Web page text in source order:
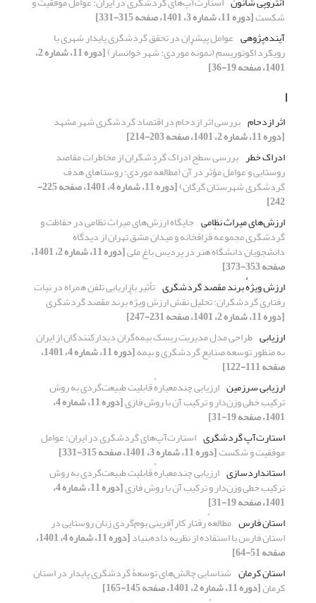
شکست[دوره 11، شماره 3، 1401، صفحه 315-331]
آینده‌پژوهی عوامل پیشران در تحقق گردشگری پایدار شهری با
رویکرد اکوتوریسم (نمونهٔ موردی: شهر خوانسار) [دوره 11، شماره 2،
1401، صفحه 19-36]
ا
اثر ازدحام بررسی اثر ازدحام در اقتصاد گردشگری شهر مشهد
[دوره 11، شماره 2، 1401، صفحه 203-214]
ادراک خطر بررسی سطح ادراک گردشگران از مخاطرات مقاصد
روستایی و عوامل مؤثر در آن (مطالعهٔ موردی: روستاهای هدف
گردشگری شهرستان گرگان) [دوره 11، شماره 4، 1401، صفحه 225-
242]
ارزش‌های میراث نظامی جایگاه ارزش‌های میراثِ نظامی در حفاظت و
گردشگری مجموعهٔ قزاقخانه و میدان مشق تهران از دیدگاه
دانشجویان دانشگاه هنر در پردیس باغ ملی [دوره 11، شماره 2، 1401،
صفحه 353-373]
ارزش ویژهٔ برند مقصد گردشگری تأثیر بازاریابی تلفن همراه در نیات
رفتاری گردشگران: تحلیل نقش ارزش ویژهٔ برند مقصد گردشگری
[دوره 11، شماره 2، 1401، صفحه 231-247]
ارزیابی طراحی مدل مدیریت ریسک بیمه‌گران دیدارکنندگان از ایران
به منظور توسعه صنایع گردشگری و بیمه [دوره 11، شماره 4، 1401،
صفحه 111-122]
ارزیابی سرزمین ارزیابی چندمعیارهٔ قابلیت طبیعت‌گردی به روش
ترکیب خطی وزن‌دار و ترکیب آن با روش فازی [دوره 11، شماره 4،
1401، صفحه 19-31]
استارت‌آپ گردشگری استارت‌آپ‌های گردشگری در ایران: عوامل
موفقیت و شکست[دوره 11، شماره 3، 1401، صفحه 315-331]
استانداردسازی ارزیابی چندمعیارهٔ قابلیت طبیعت‌گردی به روش
ترکیب خطی وزن‌دار و ترکیب آن با روش فازی [دوره 11، شماره 4،
1401، صفحه 19-31]
استان فارس مطالعهٔ رفتار کارآفرینی بوم‌گردی زنان روستایی در
استان فارس با استفاده از نظریهٔ داده‌بنیاد [دوره 11، شماره 4، 1401،
صفحه 51-64]
استان کرمان شناسایی چالش‌های توسعۀ گردشگری پایدار در استان
کرمان[دوره 11، شماره 2، 1401، صفحه 145-165]